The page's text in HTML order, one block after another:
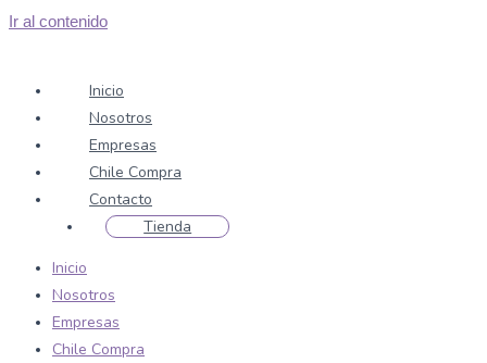
Ir al contenido
Inicio
Nosotros
Empresas
Chile Compra
Contacto
Tienda
Inicio
Nosotros
Empresas
Chile Compra